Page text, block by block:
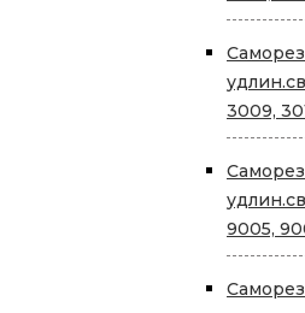
3009,
9005,